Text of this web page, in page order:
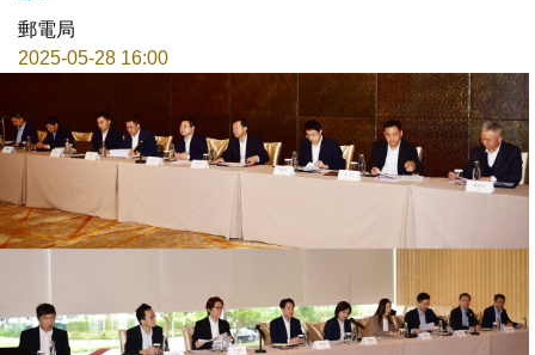
郵電局
2025-05-28 16:00